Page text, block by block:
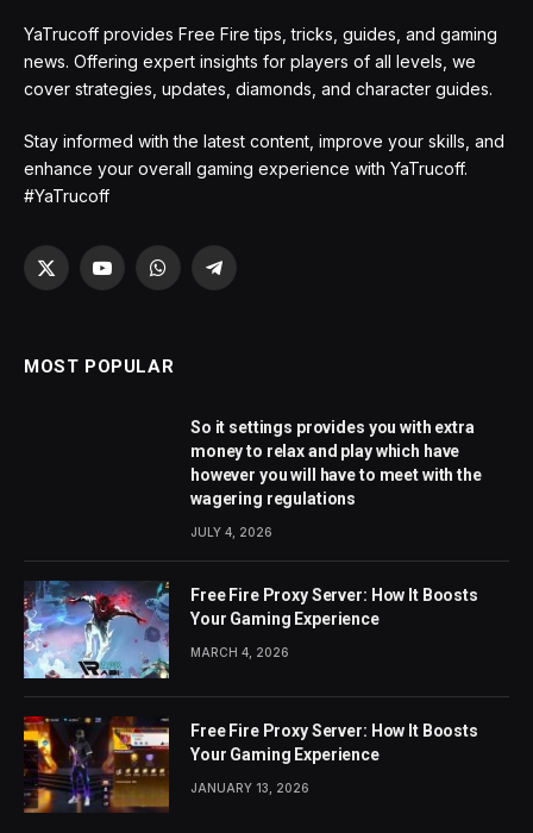
YaTrucoff provides Free Fire tips, tricks, guides, and gaming
news. Offering expert insights for players of all levels, we
cover strategies, updates, diamonds, and character guides.
Stay informed with the latest content, improve your skills, and
enhance your overall gaming experience with YaTrucoff.
#YaTrucoff
X
YouTubeWhatsAppTelegram
MOST POPULAR
So it settings provides you with extra
money to relax and play which have
however you will have to meet with the
wagering regulations
JULY 4, 2026
Free Fire Proxy Server: How It Boosts
Your Gaming Experience
MARCH 4, 2026
Free Fire Proxy Server: How It Boosts
Your Gaming Experience
JANUARY 13, 2026